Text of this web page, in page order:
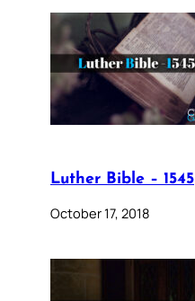
Luther Bible – 1545
October 17, 2018